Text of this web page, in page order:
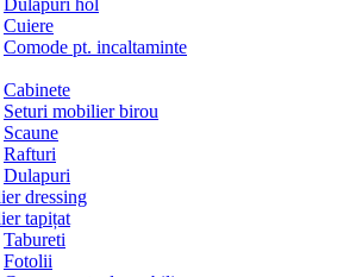
Dulapuri hol
Cuiere
Comode pt. incaltaminte
Cabinete
Seturi mobilier birou
Scaune
Rafturi
Dulapuri
dressing
tapițat
Tabureti
Fotolii